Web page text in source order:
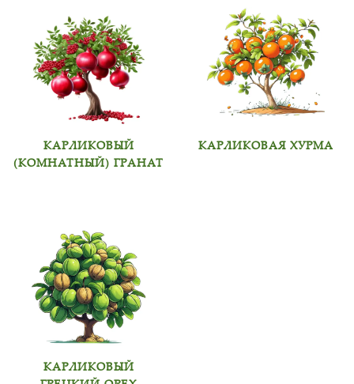
КАРЛИКОВЫЙ
(КОМНАТНЫЙ) ГРАНАТ
КАРЛИКОВАЯ ХУРМА
КАРЛИКОВЫЙ